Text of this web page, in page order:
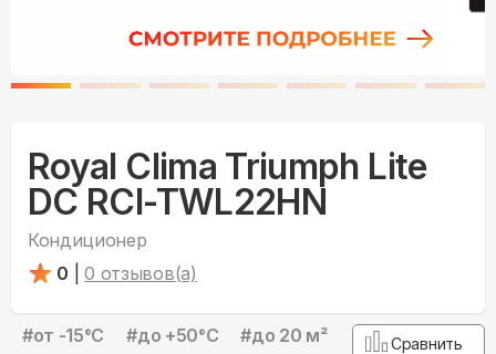
Royal Clima Triumph Lite
DC RCI-TWL22HN
Кондиционер
0
0 отзывов(а)
#от -15°С #до +50°С #до 20 м² Сравнить